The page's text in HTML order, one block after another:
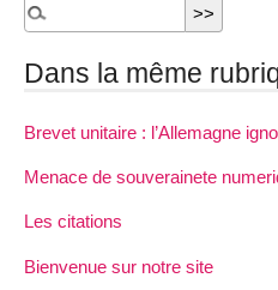
Dans la même
Brevet unitaire : l’Allemagne
Menace de souverainete
Les citations
Bienvenue sur notre site